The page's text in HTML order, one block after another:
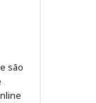
são